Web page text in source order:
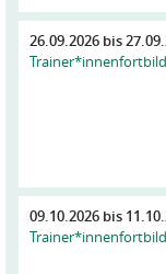
26.09.2026 bis
09.10.2026 bis